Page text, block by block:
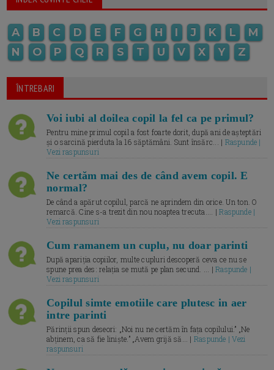
A B C D E F G H I J K L
M
N
O P Q R S T U V X Y Z
ÎNTREBARI
Voi iubi al doilea copil la fel ca pe primul?
Pentru mine primul copil a fost foarte dorit, după ani de așteptări
și o sarcină pierduta la 16 săptămâni. Sunt însărc... | Raspunde |
Vezi raspunsuri
Ne certăm mai des de când avem copil. E
normal?
De când a apărut copilul, parcă ne aprindem din orice. Un ton. O
remarcă. Cine s-a trezit din nou noaptea trecuta.... |Raspunde |
Vezi raspunsuri
Cum ramanem un cuplu, nu doar parinti
După apariția copiilor, multe cupluri descoperă ceva ce nu se
spune prea des: relația se mută pe plan secund. ... |Raspunde |
Vezi raspunsuri
Copilul simte emotiile care plutesc in aer
intre parinti
Părinții spun deseori: „Noi nu ne certăm în fața copilului.” „Ne
abținem, ca să fie liniște.” „Avem grijă să... | Raspunde | Vezi
raspunsuri